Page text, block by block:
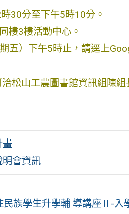
30分至下午5時10分。
樓3樓活動中心。
五）下午5時止，請逕上
松山工農圖書館資訊組陳
畫
會資訊
族學生升學輔 導講座Ⅱ-入